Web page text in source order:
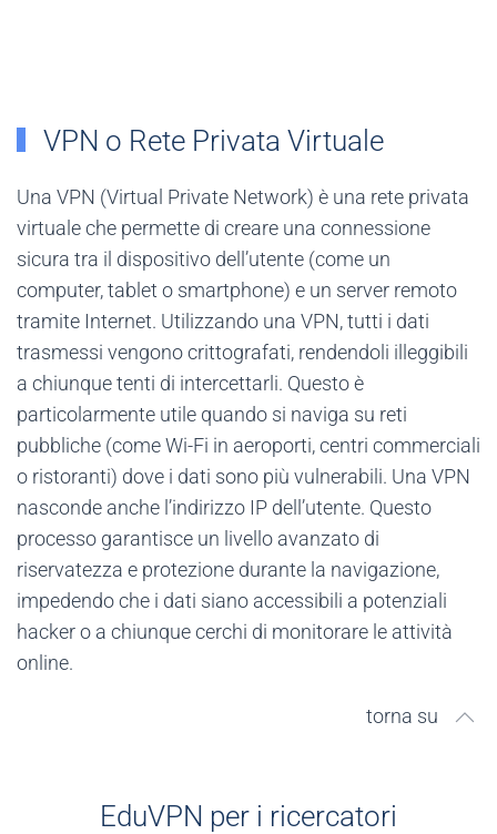
VPN o Rete Privata Virtuale
Una VPN (Virtual Private Network) è una rete privata
virtuale che permette di creare una connessione
sicura tra il dispositivo dell’utente (come un
computer, tablet o smartphone) e un server remoto
tramite Internet. Utilizzando una VPN, tutti i dati
trasmessi vengono crittografati, rendendoli illeggibili
a chiunque tenti di intercettarli. Questo è
particolarmente utile quando si naviga su reti
pubbliche (come Wi-Fi in aeroporti, centri commerciali
o ristoranti) dove i dati sono più vulnerabili. Una VPN
nasconde anche l’indirizzo IP dell’utente. Questo
processo garantisce un livello avanzato di
riservatezza e protezione durante la navigazione,
impedendo che i dati siano accessibili a potenziali
hacker o a chiunque cerchi di monitorare le attività
online.
torna su
EduVPN per i ricercatori